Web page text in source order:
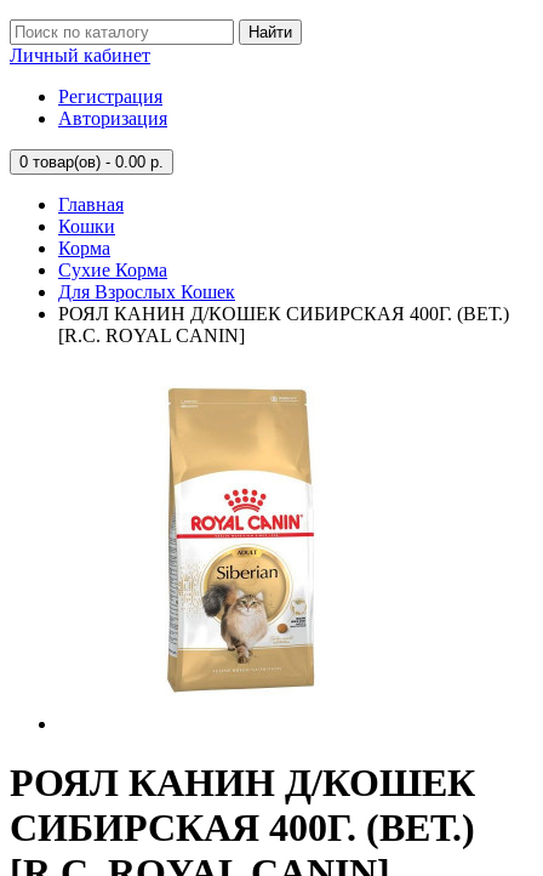
Найти
Личный кабинет
Регистрация
Авторизация
0 товар(ов) - 0.00 р.
Главная
Кошки
Корма
Сухие Корма
Для Взрослых Кошек
РОЯЛ КАНИН Д/КОШЕК СИБИРСКАЯ 400Г. (ВЕТ.)
[R.C. ROYAL CANIN]
РОЯЛ КАНИН Д/КОШЕК
СИБИРСКАЯ 400Г. (ВЕТ.)